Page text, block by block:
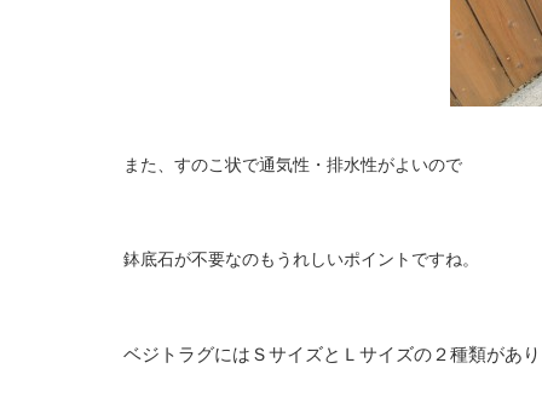
また、すのこ状で通気性・排水性がよいので
鉢底石が不要なのもうれしいポイントですね。
ベジトラグにはＳサイズとＬサイズの２種類があ